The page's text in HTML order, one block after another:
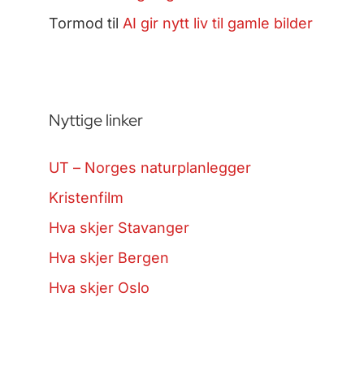
Tormod til AI gir nytt liv til gamle bilder
Nyttige linker
UT – Norges naturplanlegger
Kristenfilm
Hva skjer Stavanger
Hva skjer Bergen
Hva skjer Oslo